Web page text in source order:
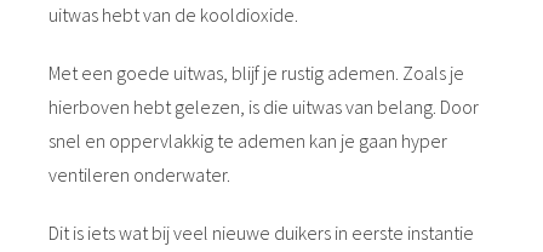
uitwas hebt van de kooldioxide.
Met een goede uitwas, blijf je rustig ademen. Zoals je
hierboven hebt gelezen, is die uitwas van belang. Door
snel en oppervlakkig te ademen kan je gaan hyper
ventileren onderwater.
Dit is iets wat bij veel nieuwe duikers in eerste instantie